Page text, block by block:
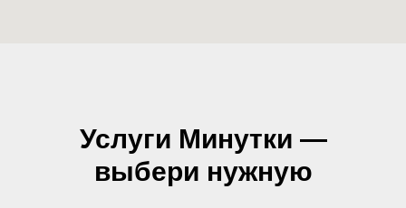
Услуги Минутки —
выбери нужную